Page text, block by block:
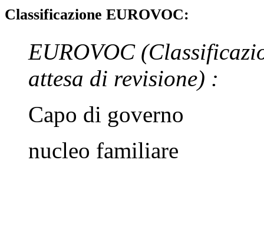
Classificazione EUROVOC:
EUROVOC
attesa di revisione) :
Capo di governo
nucleo familiare